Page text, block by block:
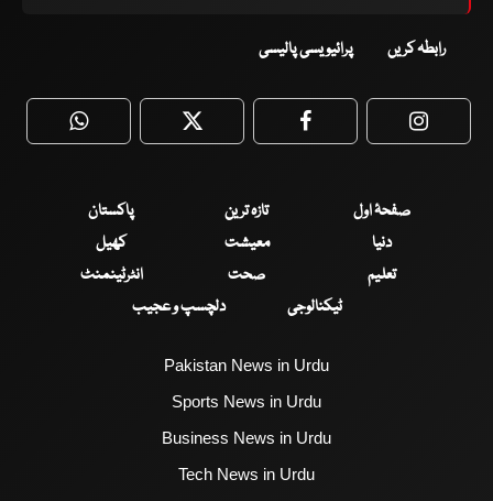
رابطہ کریں پرائیویسی پالیسی
WhatsApp Twitter Facebook
صفحۂ اول تازہ ترین
پاکستان
دنیا
معیشت
کھیل
تعلیم
صحت
انٹرٹینمنٹ
ٹیکنالوجی
دلچسپ و عجیب
Pakistan News in Urdu
Sports News in Urdu
Business News in Urdu
Tech News in Urdu